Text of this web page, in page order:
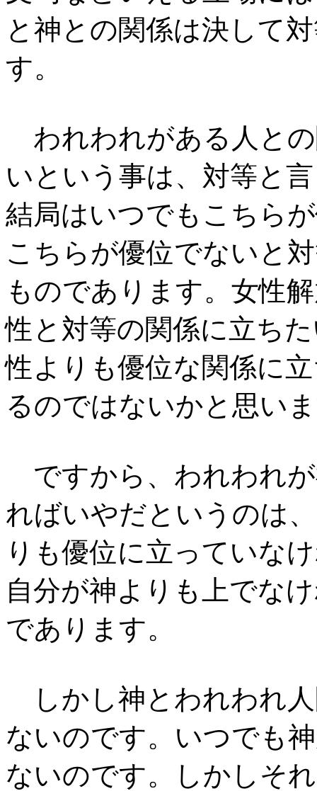
と神との関係は決して
す。
われわれがある人と
いという事は、対等と
結局はいつでもこちら
こちらが優位でないと
ものであります。女性
性と対等の関係に立ち
性よりも優位な関係に
るのではないかと思い
ですから、われわれ
ればいやだというのは
りも優位に立っていな
自分が神よりも上でな
であります。
しかし神とわれわれ
ないのです。いつでも
ないのです。しかしそ